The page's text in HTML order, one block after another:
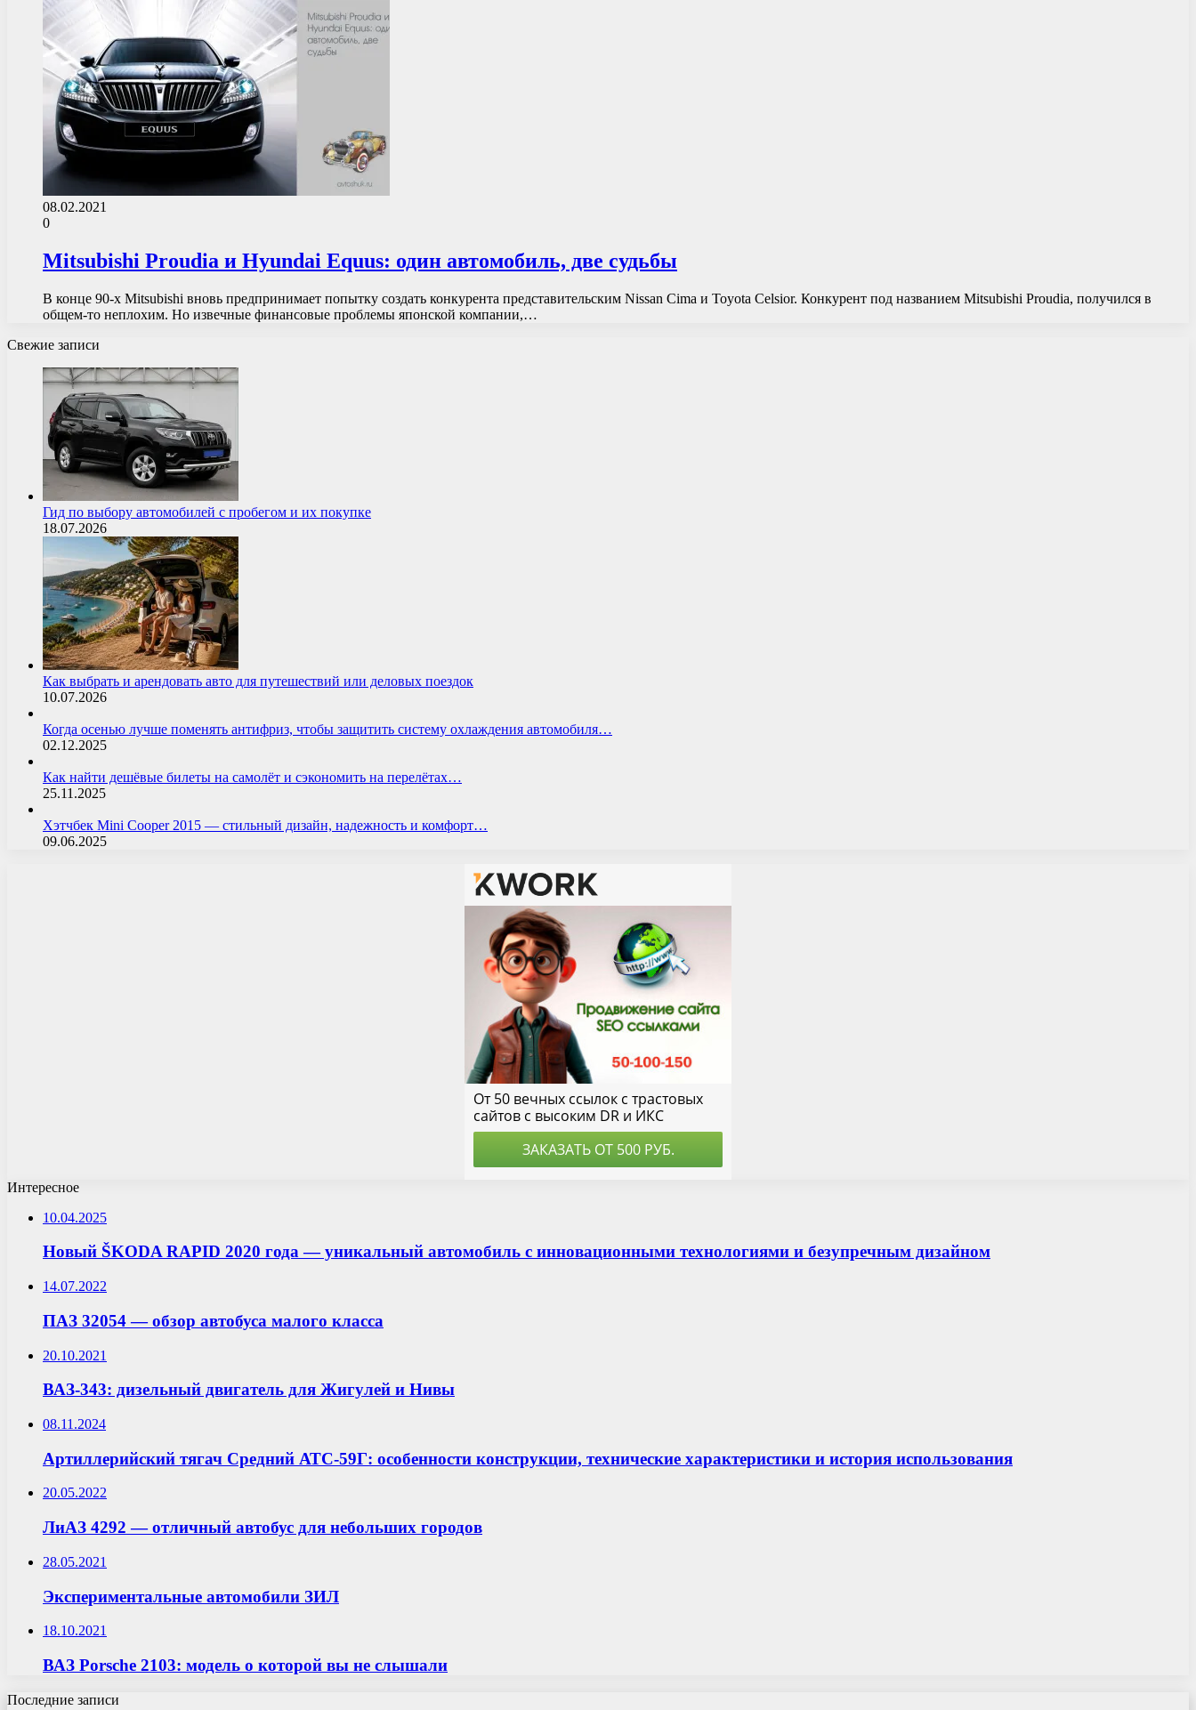
08.02.2021
0
Mitsubishi Proudia и Hyundai Equus: один автомобиль, две судьбы
В конце 90-х Mitsubishi вновь предпринимает попытку создать конкурента представительским Nissan Cima и Toyota Celsior. Конкурент под названием Mitsubishi Proudia, получился в
общем-то неплохим. Но извечные финансовые проблемы японской компании,…
Свежие записи
Гид по выбору автомобилей с пробегом и их покупке
18.07.2026
Как выбрать и арендовать авто для путешествий или деловых поездок
10.07.2026
Когда осенью лучше поменять антифриз, чтобы защитить систему охлаждения автомобиля…
02.12.2025
Как найти дешёвые билеты на самолёт и сэкономить на перелётах…
25.11.2025
Хэтчбек Mini Cooper 2015 — стильный дизайн, надежность и комфорт…
09.06.2025
Интересное
10.04.2025
Новый ŠKODA RAPID 2020 года — уникальный автомобиль с инновационными технологиями и безупречным дизайном
14.07.2022
ПАЗ 32054 — обзор автобуса малого класса
20.10.2021
ВАЗ-343: дизельный двигатель для Жигулей и Нивы
08.11.2024
Артиллерийский тягач Средний АТС-59Г: особенности конструкции, технические характеристики и история использования
20.05.2022
ЛиАЗ 4292 — отличный автобус для небольших городов
28.05.2021
Экспериментальные автомобили ЗИЛ
18.10.2021
ВАЗ Porsche 2103: модель о которой вы не слышали
Последние записи